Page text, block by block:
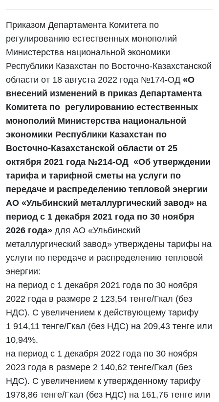
Приказом Департамента Комитета по
регулированию естественных монополий
Министерства национальной экономики
Республики Казахстан по Восточно-Казахстанской
области от 18 августа 2022 года №174-ОД «О
внесений изменений в приказ Департамента
Комитета по регулированию естественных
монополий Министерства национальной
экономики Республики Казахстан по
Восточно-Казахстанской области от 25
октября 2021 года №214-ОД «Об утверждении
тарифа и тарифной сметы на услуги по
передаче и распределению тепловой энергии
АО «Ульбинский металлургический завод» на
период с 1 декабря 2021 года по 30 ноября
2026 года» для АО «Ульбинский
металлургический завод» утверждены тарифы на
услуги по передаче и распределению тепловой
энергии:
на период с 1 декабря 2021 года по 30 ноября
2022 года в размере 2 123,54 тенге/Гкал (без
НДС). С увеличением к действующему тарифу
1 914,11 тенге/Гкал (без НДС) на 209,43 тенге или
10,94%.
на период с 1 декабря 2022 года по 30 ноября
2023 года в размере 2 140,62 тенге/Гкал (без
НДС). С увеличением к утвержденному тарифу
1978,86 тенге/Гкал (без НДС) на 161,76 тенге или